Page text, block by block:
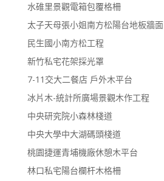
水碓里景觀電箱包覆格柵
太子天母張小姐南方松陽台地板牆面
民生國小南方松工程
新竹私宅花架採光罩
7-11交大二餐店 戶外木平台
冰片木-統計所廣場景觀木作工程
中央研究院小森林棧道
中央大學中大湖碼頭棧道
桃園捷運青埔機廠休憩木平台
林口私宅陽台欄杆木格柵